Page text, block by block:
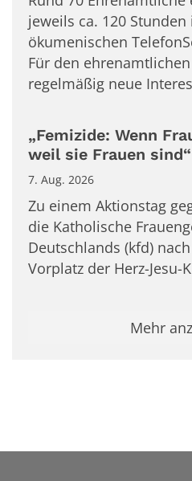
jeweils ca. 120
ökumenischen
Für den
regelmäßig neue
„Femizide: Wenn
weil sie Frauen sind“
7. Aug. 2026
Zu einem Aktionstag
die Katholische
Deutschlands (kfd)
Vorplatz der Herz-Jesu-
Mehr